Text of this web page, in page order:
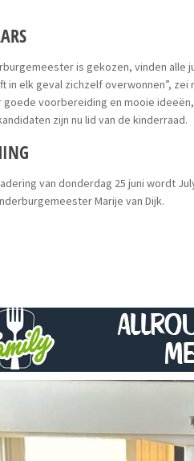
is gekozen, vinden alle
elk geval zichzelf overwonnen”, zei
goede voorbereiding en mooie
zijn nu lid van de kinderraad.
van donderdag 25 juni wordt
Marije van Dijk.